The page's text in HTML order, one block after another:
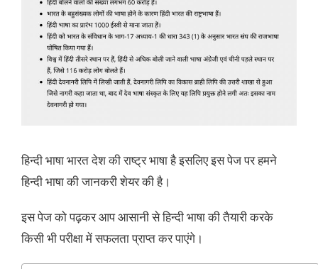
हिन्दी भाषा भारत देश की राष्ट्र भाषा है इसलिए इस पेज पर हमने
हिन्दी भाषा की जानकरी शेयर की है।
इस पेज को पढ़कर आप आसानी से हिन्दी भाषा की तैयारी करके
किसी भी परीक्षा में सफलता प्राप्त कर पाएंगे।